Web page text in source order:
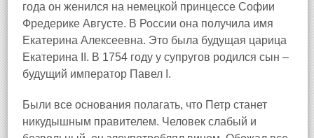
года он женился на немецкой принцессе Софии
Фредерике Августе. В России она получила имя
Екатерина Алексеевна. Это была будущая царица
Екатерина II. В 1754 году у супругов родился сын –
будущий император Павел I.
Были все основания полагать, что Петр станет
никудышным правителем. Человек слабый и